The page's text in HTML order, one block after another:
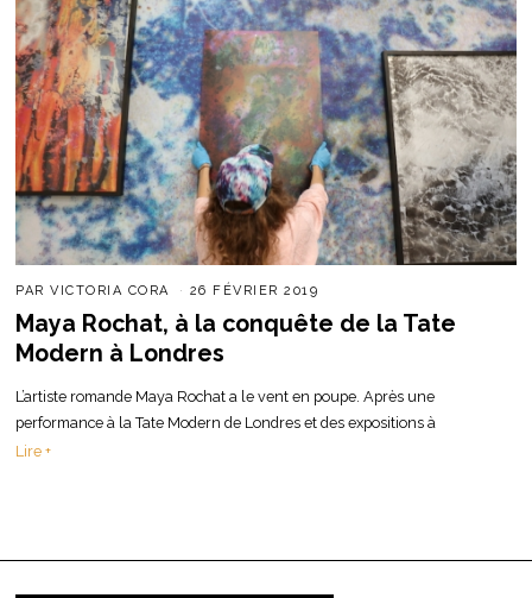
PARVICTORIA CORA 26 FÉVRIER 2019
Maya Rochat, à la conquête de la Tate
Modern à Londres
L’artiste romande Maya Rochat a le vent en poupe. Après une
performance à la Tate Modern de Londres et des expositions à
Lire +